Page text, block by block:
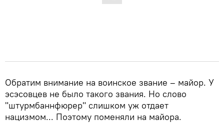
Обратим внимание на воинское звание – майор. У
эсэсовцев не было такого звания. Но слово
"штурмбаннфюрер" слишком уж отдает
нацизмом... Поэтому поменяли на майора.